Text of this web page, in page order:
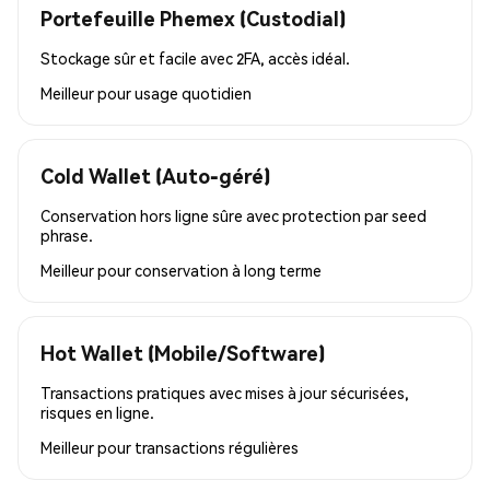
Portefeuille Phemex (Custodial)
Stockage sûr et facile avec 2FA, accès idéal.
Meilleur pourusage quotidien
Cold Wallet (Auto-géré)
Conservation hors ligne sûre avec protection par seed
phrase.
Meilleur pourconservation à long terme
Hot Wallet (Mobile/Software)
Transactions pratiques avec mises à jour sécurisées,
risques en ligne.
Meilleur pour transactions régulières